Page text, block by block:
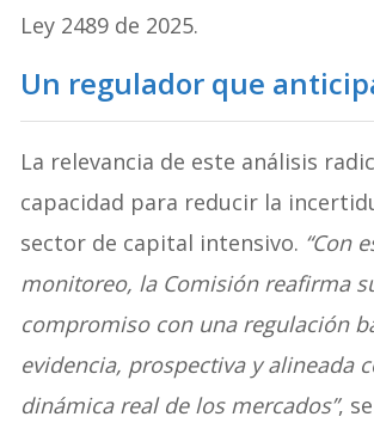
Ley 2489 de 2025.
Un regulador que
La relevancia de este análisis
capacidad para reducir la
sector de capital intensivo. “Con
monitoreo, la Comisión reafirma
compromiso con una regulación
evidencia, prospectiva y alineada
dinámica real de los mercados”,